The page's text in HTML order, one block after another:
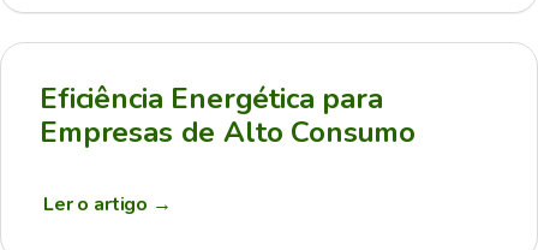
Eficiência Energética para
Empresas de Alto Consumo
Ler o artigo →